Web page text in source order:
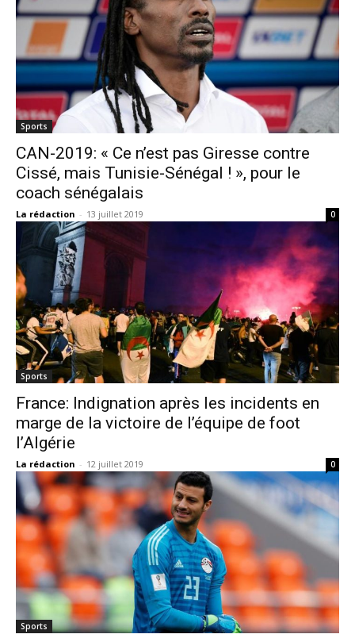
Sports
CAN-2019: « Ce n’est pas Giresse contre
Cissé, mais Tunisie-Sénégal ! », pour le
coach sénégalais
La rédaction - 13 juillet 2019 0
Sports
France: Indignation après les incidents en
marge de la victoire de l’équipe de foot
l’Algérie
La rédaction - 12 juillet 2019 0
Sports